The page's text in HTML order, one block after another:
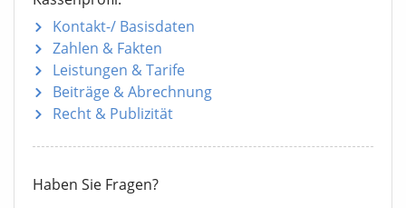
Kontakt-/ Basisdaten
Zahlen & Fakten
Leistungen & Tarife
Beiträge & Abrechnung
Recht & Publizität
Haben Sie Fragen?